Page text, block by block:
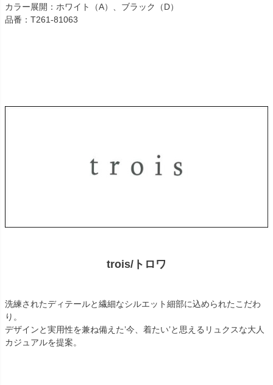
カラー展開：ホワイト（A）、ブラック（D）
品番：T261-81063
trois/トロワ
洗練されたディテールと繊細なシルエット細部に込められたこだわ
り。
デザインと実用性を兼ね備えた’今、着たい’と思えるリュクスな大人
カジュアルを提案。